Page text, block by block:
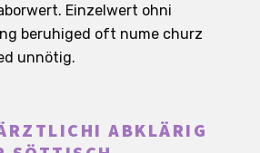
Einzelwert ohni
beruhiged oft nume churz
unnötig.
ABKLÄRIG